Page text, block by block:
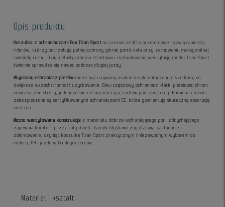
Opis produktu
Koszulka z ochraniaczami Fox Titan Sport w rozmiarze M to przełomowe rozwiązanie dla
riderów, którzy potrzebują pełnej ochrony górnej partii ciała przy zachowaniu maksymalnej
swobody ruchu. Dzięki elastycznemu strechowi i rozbudowanej wentylacji, model Titan Sport
świetnie sprawdza się nawet podczas długiej jazdy.
Wypinany ochraniacz pleców może być używany osobno dzięki dołączonym szelkom, co
zwiększa wszechstronność użytkowania. Dwu-częściowy ochraniacz klatki piersiowej chroni
newralgiczne strefy, jednocześnie nie ograniczając ruchów podczas jazdy. Ramiona i łokcie
zabezpieczone są certyfikowanymi ochraniaczami CE, które gwarantują skuteczną absorpcję
uderzeń.
Mocno wentylowana konstrukcja z materiału dobrze wchłaniającego pot i oddychającego
zapewnia komfort przez cały dzień. Zamek błyskawiczny ułatwia zakładanie i
zdejmowanie, czyniąc koszulkę Titan Sport praktycznym i niezawodnym wyborem do
enduro, DH i jazdy w trudnym terenie.
Materiał i kształt